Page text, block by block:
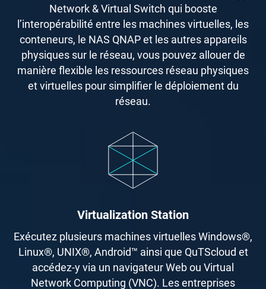
Network & Virtual Switch qui booste
l’interopérabilité entre les machines virtuelles, les
conteneurs, le NAS QNAP et les autres appareils
physiques sur le réseau, vous pouvez allouer de
manière flexible les ressources réseau physiques
et virtuelles pour simplifier le déploiement du
réseau.
Virtualization Station
Exécutez plusieurs machines virtuelles Windows®,
Linux®, UNIX®, Android™ ainsi que QuTScloud et
accédez-y via un navigateur Web ou Virtual
Network Computing (VNC). Les entreprises